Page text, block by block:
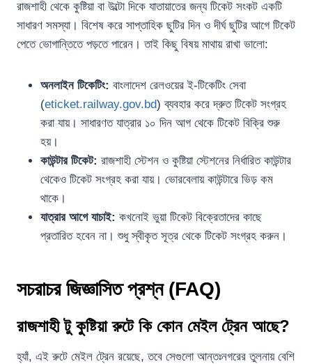
রাজশাহী থেকে কুষ্টিয়া বা উল্টো দিকে যাতায়াতের জন্য টিকেট সংকট একটি
সাধারণ সমস্যা। বিশেষ করে সাপ্তাহিক ছুটির দিন ও দীর্ঘ ছুটির আগে টিকেট
পেতে ভোগান্তিতে পড়তে পারেন। তাই কিছু বিষয় মাথায় রাখা ভালো:
অনলাইন টিকেটিং: বাংলাদেশ রেলওয়ের ই-টিকেটিং সেবা
(eticket.railway.gov.bd) ব্যবহার করে দ্রুত টিকেট সংগ্রহ
করা যায়। সাধারণত যাত্রার ১০ দিন আগ থেকে টিকেট বিক্রি শুরু
হয়।
কাউন্টার টিকেট: রাজশাহী স্টেশন ও কুষ্টিয়া স্টেশনের নির্ধারিত কাউন্টার
থেকেও টিকেট সংগ্রহ করা যায়। ভোরবেলায় কাউন্টারে ভিড় কম
থাকে।
যাত্রার আগে যাচাই: কখনোই ভুয়া টিকেট বিক্রেতাদের কাছে
প্রতারিত হবেন না। শুধু স্বীকৃত সূত্র থেকে টিকেট সংগ্রহ করুন।
সচরাচর জিজ্ঞাসিত প্রশ্ন (FAQ)
রাজশাহী টু কুষ্টিয়া রুটে কি কোন মেইল ট্রেন আছে?
হ্যাঁ, এই রুটে মেইল ট্রেন রয়েছে, তবে সেগুলো আন্তঃনগরের তুলনায় বেশি